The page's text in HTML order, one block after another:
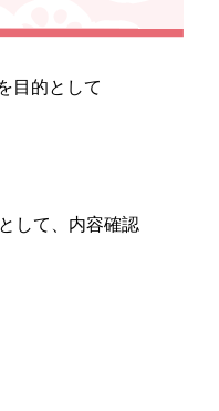
目的として
して、内容確認